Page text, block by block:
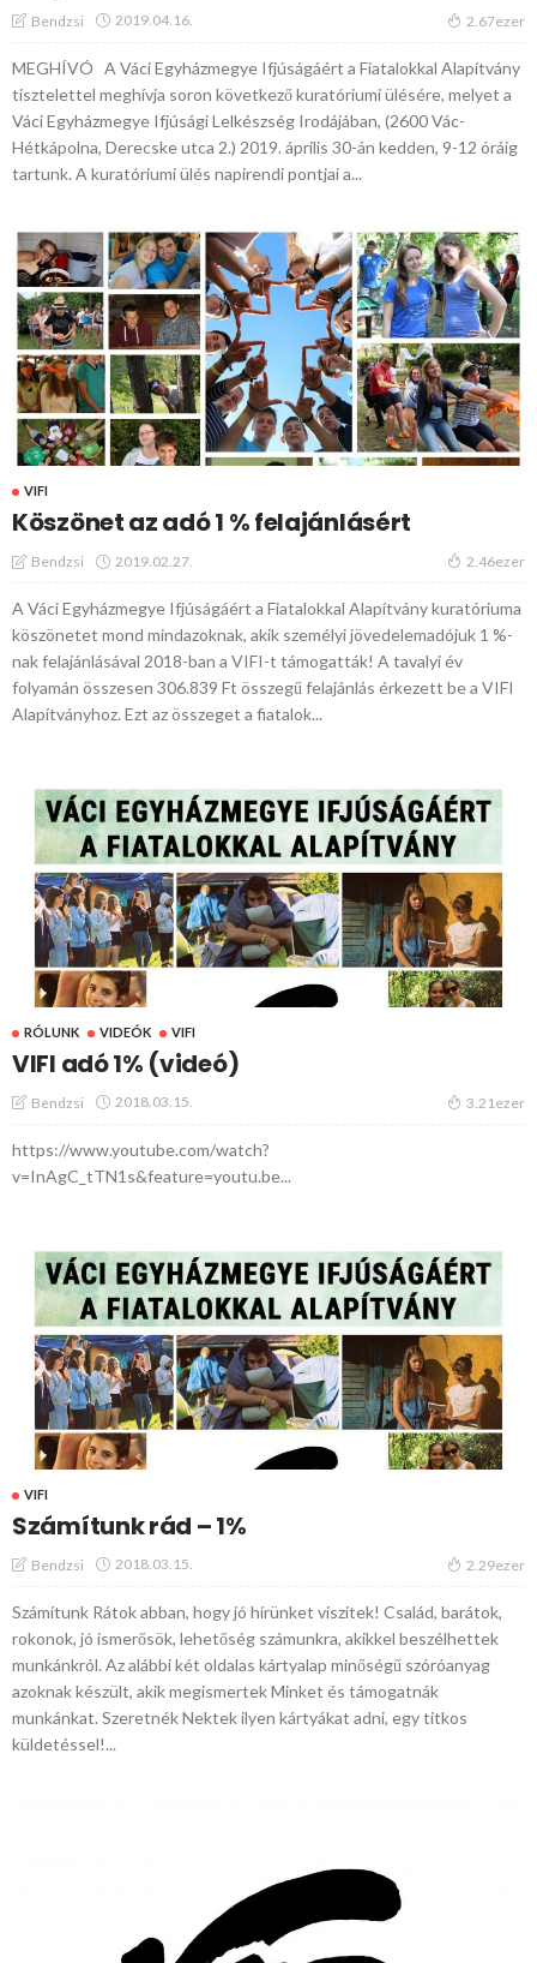
Bendzsi 2019.04.16. 2.67ezer
MEGHÍVÓ A Váci Egyházmegye Ifjúságáért a Fiatalokkal Alapítvány
tisztelettel meghívja soron következő kuratóriumi ülésére, melyet a
Váci Egyházmegye Ifjúsági Lelkészség Irodájában, (2600 Vác-
Hétkápolna, Derecske utca 2.) 2019. április 30-án kedden, 9-12 óráig
tartunk. A kuratóriumi ülés napirendi pontjai a...
VIFI
Köszönet az adó 1 % felajánlásért
Bendzsi 2019.02.27. 2.46ezer
A Váci Egyházmegye Ifjúságáért a Fiatalokkal Alapítvány kuratóriuma
köszönetet mond mindazoknak, akik személyi jövedelemadójuk 1 %-
nak felajánlásával 2018-ban a VIFI-t támogatták! A tavalyi év
folyamán összesen 306.839 Ft összegű felajánlás érkezett be a VIFI
Alapítványhoz. Ezt az összeget a fiatalok...
RÓLUNK VIDEÓK VIFI
VIFI adó 1% (videó)
Bendzsi 2018.03.15. 3.21ezer
https://www.youtube.com/watch?
v=InAgC_tTN1s&feature=youtu.be...
VIFI
Számítunk rád – 1%
Bendzsi 2018.03.15. 2.29ezer
Számítunk Rátok abban, hogy jó hírünket viszitek! Család, barátok,
rokonok, jó ismerősök, lehetőség számunkra, akikkel beszélhettek
munkánkról. Az alábbi két oldalas kártyalap minőségű szóróanyag
azoknak készült, akik megismertek Minket és támogatnák
munkánkat. Szeretnék Nektek ilyen kártyákat adni, egy titkos
küldetéssel!...